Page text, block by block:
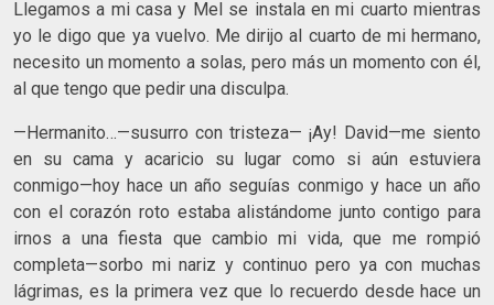
Llegamos a mi casa y Mel se instala en mi cuarto mientras
yo le digo que ya vuelvo. Me dirijo al cuarto de mi hermano,
necesito un momento a solas, pero más un momento con él,
al que tengo que pedir una disculpa.
—Hermanito…—susurro con tristeza— ¡Ay! David—me siento
en su cama y acaricio su lugar como si aún estuviera
conmigo—hoy hace un año seguías conmigo y hace un año
con el corazón roto estaba alistándome junto contigo para
irnos a una fiesta que cambio mi vida, que me rompió
completa—sorbo mi nariz y continuo pero ya con muchas
lágrimas, es la primera vez que lo recuerdo desde hace un